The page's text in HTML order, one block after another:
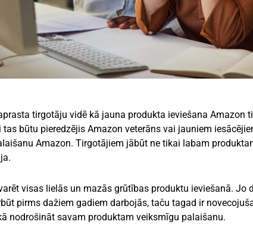
tirgotāju vidē kā jauna produkta ieviešana Amazon
būtu pieredzējis Amazon veterāns vai jauniem
Amazon. Tirgotājiem jābūt ne tikai labam
visas lielās un mazās grūtības produktu ieviešanā. Jo
pirms dažiem gadiem darbojās, taču tagad ir
nodrošināt savam produktam veiksmīgu palaišanu.